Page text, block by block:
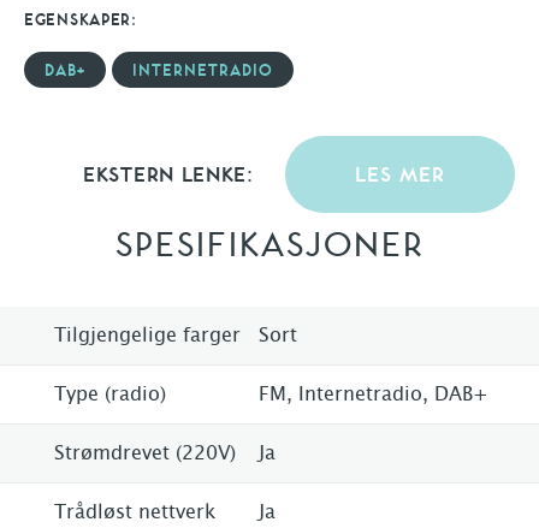
EGENSKAPER:
DAB+ INTERNETRADIO
EKSTERN LENKE: LES MER
SPESIFIKASJONER
Tilgjengelige farger Sort
Type (radio) FM, Internetradio, DAB+
Strømdrevet (220V) Ja
Trådløst nettverk Ja